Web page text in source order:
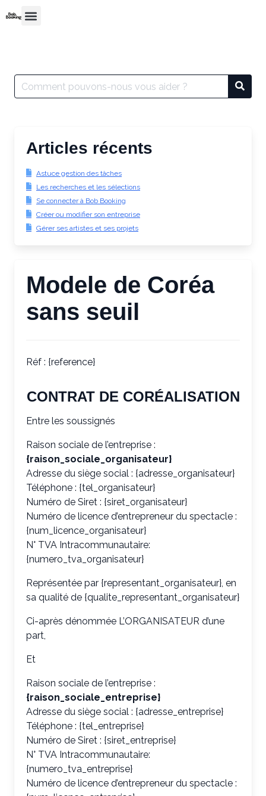
Articles récents
Astuce gestion des tâches
Les recherches et les sélections
Se connecter à Bob Booking
Créer ou modifier son entreprise
Gérer ses artistes et ses projets
Modele de Coréa
sans seuil
Réf : {reference}
CONTRAT DE CORÉALISATION
Entre les soussignés
Raison sociale de l’entreprise :
{raison_sociale_organisateur}
Adresse du siège social : {adresse_organisateur}
Téléphone : {tel_organisateur}
Numéro de Siret : {siret_organisateur}
Numéro de licence d’entrepreneur du spectacle :
{num_licence_organisateur}
N° TVA Intracommunautaire:
{numero_tva_organisateur}
Représentée par {representant_organisateur}, en
sa qualité de {qualite_representant_organisateur}
Ci-après dénommée L’ORGANISATEUR d’une
part,
Et
Raison sociale de l’entreprise :
{raison_sociale_entreprise}
Adresse du siège social : {adresse_entreprise}
Téléphone : {tel_entreprise}
Numéro de Siret : {siret_entreprise}
N° TVA Intracommunautaire:
{numero_tva_entreprise}
Numéro de licence d’entrepreneur du spectacle :